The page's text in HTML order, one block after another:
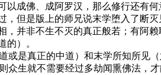
以成佛、成阿罗汉，那么修行还有何
是版上的师兄说末学堕入了断灭
，并非不生不灭的真正般若；有阿
的）。
是真正的中道）和末学所知所见
就不需要经过多劫闻熏佛法，